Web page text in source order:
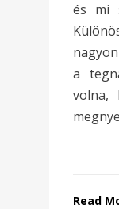
és mi
a
volna,
Read